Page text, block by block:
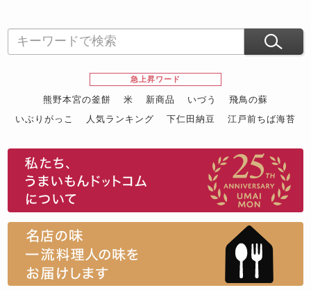
急上昇ワード
熊野本宮の釜餅 米 新商品 いづう
飛鳥の蘇
いぶりがっこ
人気ランキング 下仁田納豆
江戸前ちば海苔